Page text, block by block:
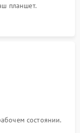
планшет.
состоянии.